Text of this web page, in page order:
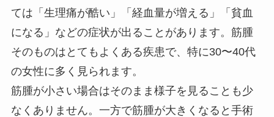
ては「生理痛が酷い」「経血量が増える」「貧血
になる」などの症状が出ることがあります。筋腫
そのものはとてもよくある疾患で、特に30〜40代
の女性に多く見られます。
筋腫が小さい場合はそのまま様子を見ることも少
なくありません。一方で筋腫が大きくなると手術